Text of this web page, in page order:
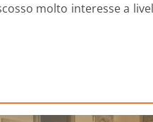
molto interesse a